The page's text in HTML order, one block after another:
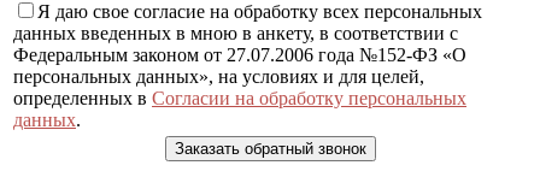
Я даю свое согласие на обработку всех персональных
данных введенных в мною в анкету, в соответствии с
Федеральным законом от 27.07.2006 года №152-ФЗ «О
персональных данных», на условиях и для целей,
определенных в Согласии на обработку персональных
данных.